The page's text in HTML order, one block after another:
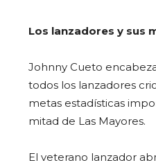
Los lanzadores y sus
Johnny Cueto
todos los lanzadores
metas estadísticas
mitad de Las Mayores.
El veterano lanzador